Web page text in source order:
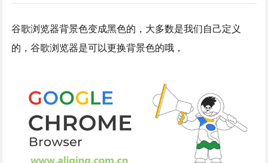
谷歌浏览器背景色变成黑色的，大多数是我们自己定义
的，谷歌浏览器是可以更换背景色的哦，